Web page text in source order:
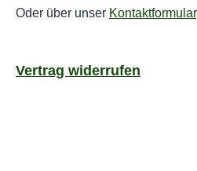
Oder über unser Kontaktformular
Vertrag widerrufen